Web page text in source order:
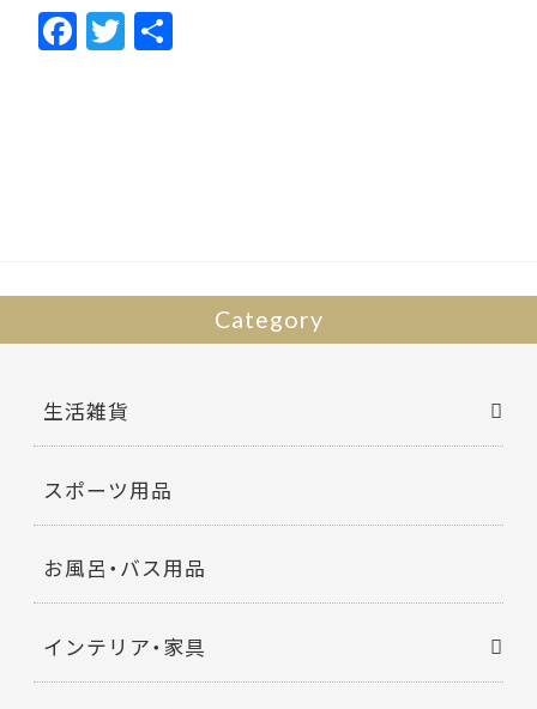
F
ac
T
w
Category
生活雑貨
スポーツ用品
お風呂・バス用品
インテリア・家具